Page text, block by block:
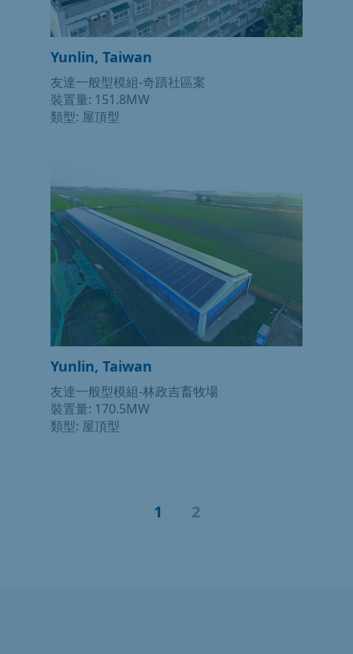
Yunlin, Taiwan
友達一般型模組-奇蹟社區案
裝置量: 151.8MW
類型: 屋頂型
Yunlin, Taiwan
友達一般型模組-林政吉畜牧場
裝置量: 170.5MW
類型: 屋頂型
1 2